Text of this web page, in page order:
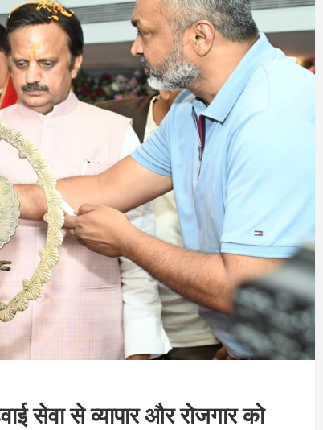
सेवा से व्यापार और रोजगार को